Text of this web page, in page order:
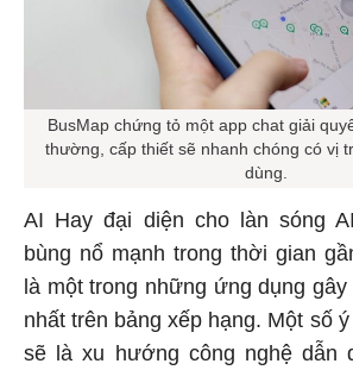
BusMap chứng tỏ một app chat giải
thường, cấp thiết sẽ nhanh chóng có vị
dùng.
AI Hay đại diện cho làn sóng
bùng nổ mạnh trong thời gian
là một trong những ứng dụng gây
nhất trên bảng xếp hạng. Một số
sẽ là xu hướng công nghệ dẫn